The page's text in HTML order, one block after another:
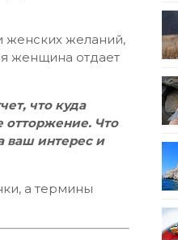
женских желаний,
женщина отдает
что куда
отторжение. Что
ваш интерес и
а термины